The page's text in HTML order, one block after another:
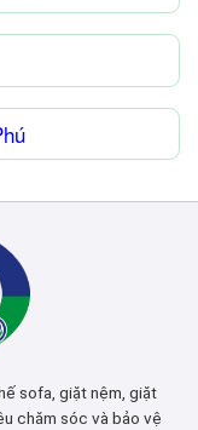
sofa, giặt nệm, giặt
chăm sóc và bảo vệ